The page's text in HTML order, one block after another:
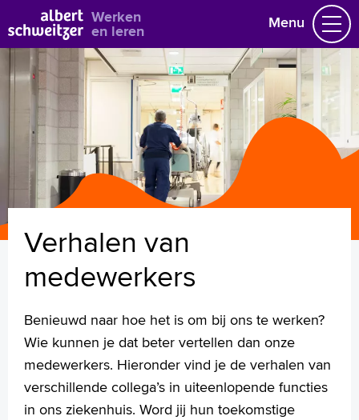
Werken
en leren Menu
Vacatures
Vakgebieden
Opleidingen & Stages
Flexibel werken
Hoe wij het doen
Vrijwilligerswerk
Job alert
Naar home asz.nl
Bekijk alle vacatures
Verhalen van
medewerkers
Benieuwd naar hoe het is om bij ons te werken?
Wie kunnen je dat beter vertellen dan onze
medewerkers. Hieronder vind je de verhalen van
verschillende collega’s in uiteenlopende functies
in ons ziekenhuis. Word jij hun toekomstige